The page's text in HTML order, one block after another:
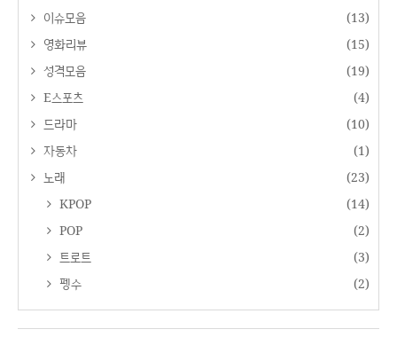
이슈모음
(13)
영화리뷰
(15)
성격모음
(19)
E스포츠
(4)
드라마
(10)
자동차
(1)
노래
(23)
KPOP
(14)
POP
(2)
트로트
(3)
펭수
(2)